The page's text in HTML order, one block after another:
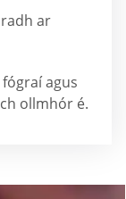
ar
agus
ollmhór é.